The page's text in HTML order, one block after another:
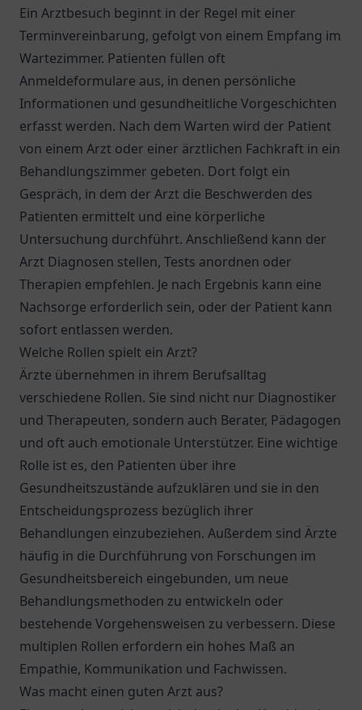
Ein Arztbesuch beginnt in der Regel mit einer
Terminvereinbarung, gefolgt von einem Empfang im
Wartezimmer. Patienten füllen oft
Anmeldeformulare aus, in denen persönliche
Informationen und gesundheitliche Vorgeschichten
erfasst werden. Nach dem Warten wird der Patient
von einem Arzt oder einer ärztlichen Fachkraft in ein
Behandlungszimmer gebeten. Dort folgt ein
Gespräch, in dem der Arzt die Beschwerden des
Patienten ermittelt und eine körperliche
Untersuchung durchführt. Anschließend kann der
Arzt Diagnosen stellen, Tests anordnen oder
Therapien empfehlen. Je nach Ergebnis kann eine
Nachsorge erforderlich sein, oder der Patient kann
sofort entlassen werden.
Welche Rollen spielt ein Arzt?
Ärzte übernehmen in ihrem Berufsalltag
verschiedene Rollen. Sie sind nicht nur Diagnostiker
und Therapeuten, sondern auch Berater, Pädagogen
und oft auch emotionale Unterstützer. Eine wichtige
Rolle ist es, den Patienten über ihre
Gesundheitszustände aufzuklären und sie in den
Entscheidungsprozess bezüglich ihrer
Behandlungen einzubeziehen. Außerdem sind Ärzte
häufig in die Durchführung von Forschungen im
Gesundheitsbereich eingebunden, um neue
Behandlungsmethoden zu entwickeln oder
bestehende Vorgehensweisen zu verbessern. Diese
multiplen Rollen erfordern ein hohes Maß an
Empathie, Kommunikation und Fachwissen.
Was macht einen guten Arzt aus?